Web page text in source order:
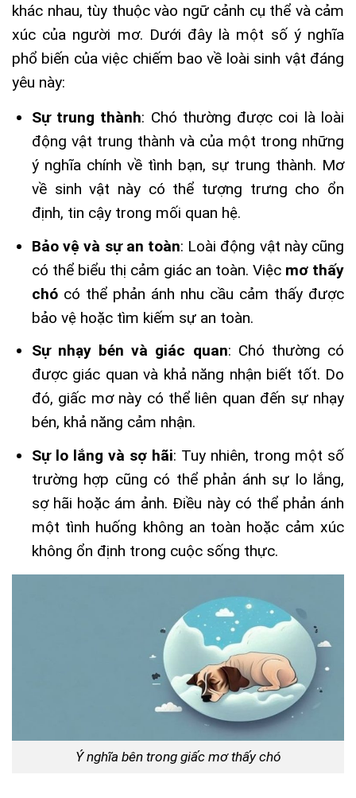
khác nhau, tùy thuộc vào ngữ cảnh cụ thể và cảm
xúc của người mơ. Dưới đây là một số ý nghĩa
phổ biến của việc chiếm bao về loài sinh vật đáng
yêu này:
Sự trung thành: Chó thường được coi là loài
động vật trung thành và của một trong những
ý nghĩa chính về tình bạn, sự trung thành. Mơ
về sinh vật này có thể tượng trưng cho ổn
định, tin cậy trong mối quan hệ.
Bảo vệ và sự an toàn: Loài động vật này cũng
có thể biểu thị cảm giác an toàn. Việc mơ thấy
chócó thể phản ánh nhu cầu cảm thấy được
bảo vệ hoặc tìm kiếm sự an toàn.
Sự nhạy bén và giác quan: Chó thường có
được giác quan và khả năng nhận biết tốt. Do
đó, giấc mơ này có thể liên quan đến sự nhạy
bén, khả năng cảm nhận.
Sự lo lắng và sợ hãi: Tuy nhiên, trong một số
trường hợp cũng có thể phản ánh sự lo lắng,
sợ hãi hoặc ám ảnh. Điều này có thể phản ánh
một tình huống không an toàn hoặc cảm xúc
không ổn định trong cuộc sống thực.
Ý nghĩa bên trong giấc mơ thấy chó